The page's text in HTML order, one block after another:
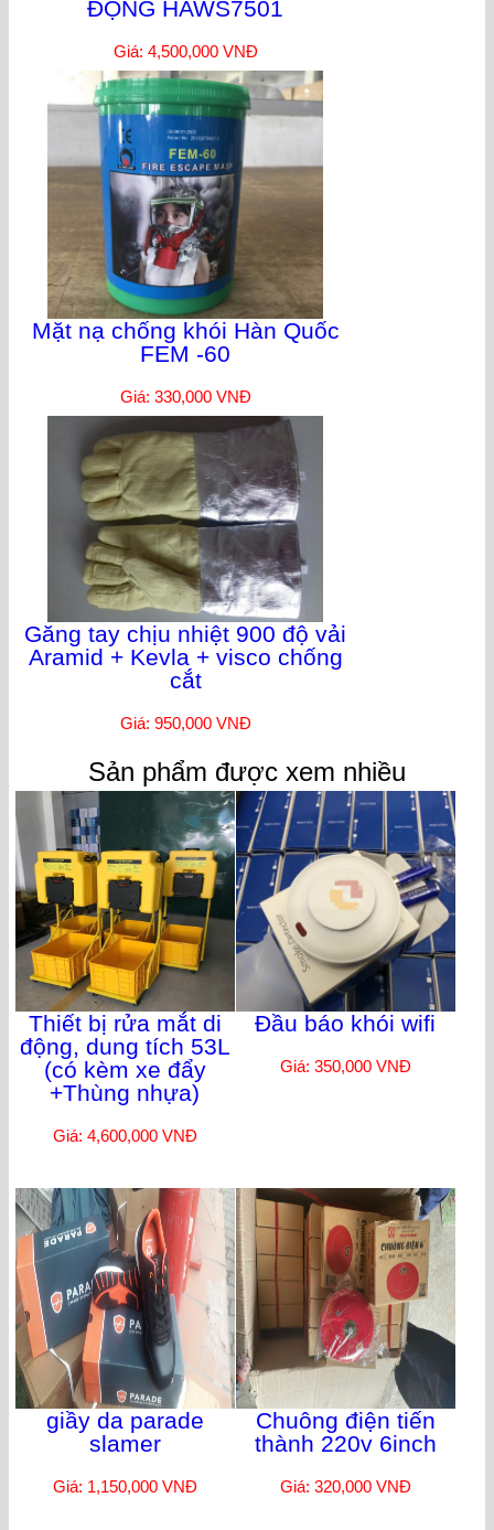
ĐỘNG HAWS7501
Giá: 4,500,000 VNĐ
Mặt nạ chống khói Hàn Quốc
FEM -60
Giá: 330,000 VNĐ
Găng tay chịu nhiệt 900 độ vải
Aramid + Kevla + visco chống
cắt
Giá: 950,000 VNĐ
Sản phẩm được xem nhiều
Thiết bị rửa mắt di
động, dung tích 53L
(có kèm xe đẩy
+Thùng nhựa)
Giá: 4,600,000 VNĐ
Đầu báo khói wifi
Giá: 350,000 VNĐ
giầy da parade
slamer
Giá: 1,150,000 VNĐ
Chuông điện tiến
thành 220v 6inch
Giá: 320,000 VNĐ